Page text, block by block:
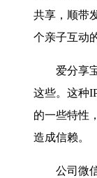
共享，顺带
个亲子互动
爱分享宝
这些。这种
的一些特性
造成信赖。
公司微信